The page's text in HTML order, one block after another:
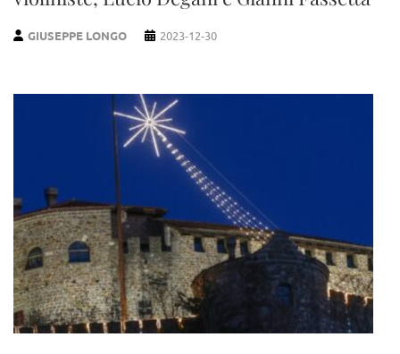
GIUSEPPE LONGO 2023-12-30